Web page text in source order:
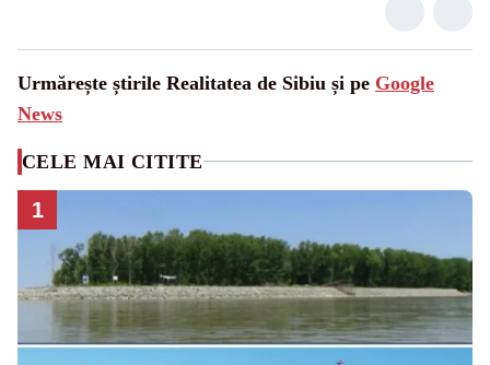
Urmărește știrile Realitatea de Sibiu și pe Google
News
CELE MAI CITITE
1